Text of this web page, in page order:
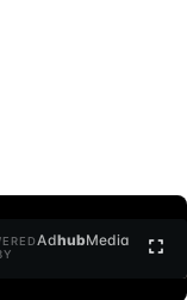
AdhubMedia